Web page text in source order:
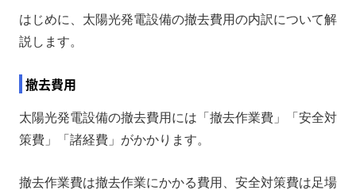
はじめに、太陽光発電設備の撤去費用の内訳について解
説します。
撤去費用
太陽光発電設備の撤去費用には「撤去作業費」「安全対
策費」「諸経費」がかかります。
撤去作業費は撤去作業にかかる費用、安全対策費は足場